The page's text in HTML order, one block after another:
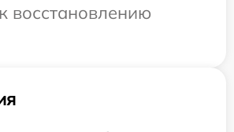
восстановлению